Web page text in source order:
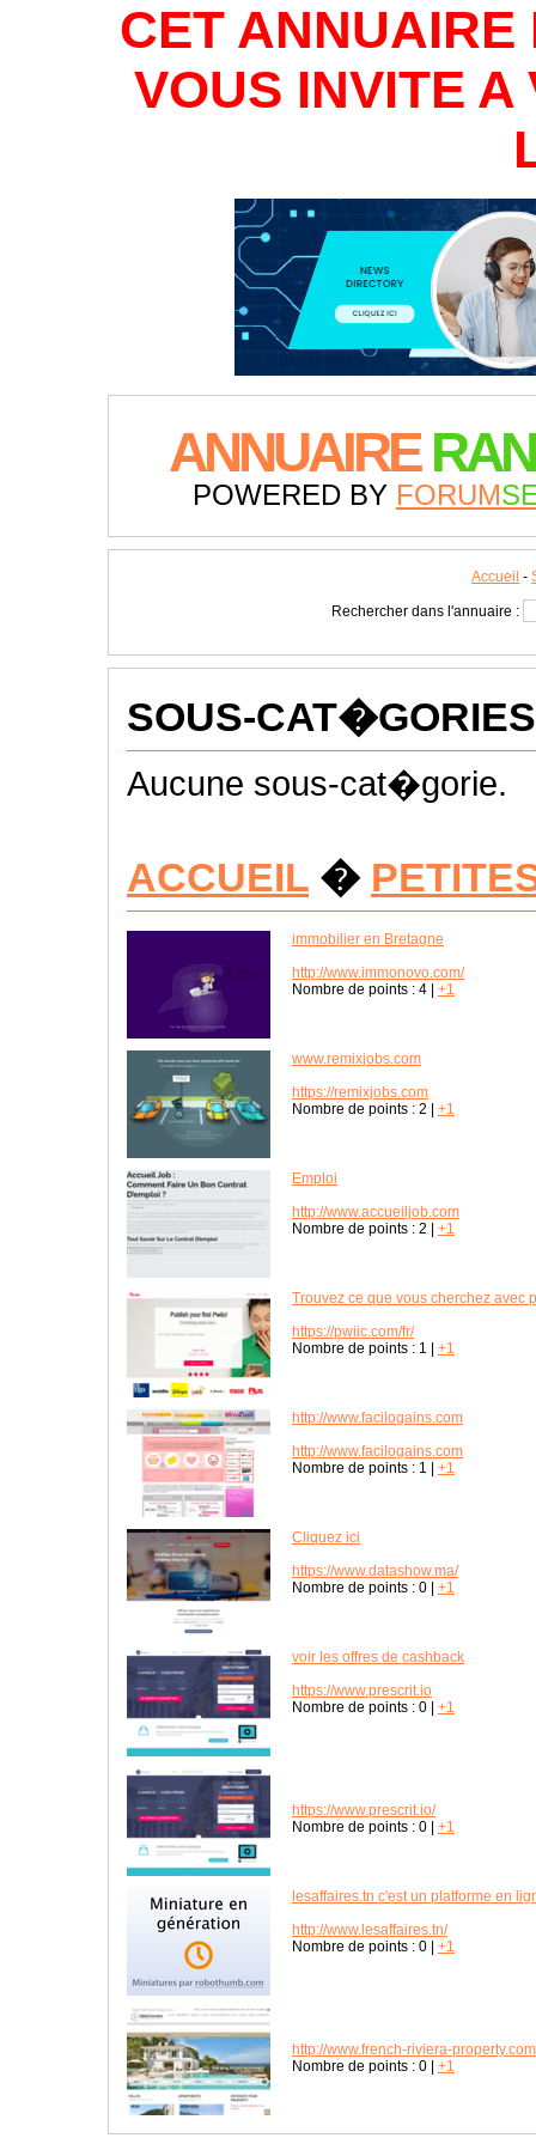
CET
VOUS INVITE A
ANNUAIRE
POWERED BY FORUM
Accueil -
Rechercher dans l'annuaire :
SOUS-CAT�GORIES
Aucune sous-cat�gorie.
ACCUEIL �
immobilier en Bretagne
http://www.immonovo.com/
Nombre de points : 4 +1
www.remixjobs.com
https://remixjobs.com
Nombre de points : 2 +1
Emploi
http://www.accueiljob.com
Nombre de points : 2 +1
Trouvez ce que vous cherchez avec
https://pwiic.com/fr/
Nombre de points : 1 +1
http://www.facilogains.com
http://www.facilogains.com
Nombre de points : 1 +1
Cliquez ici
https://www.datashow.ma/
Nombre de points : 0 +1
voir les offres de cashback
https://www.prescrit.io
Nombre de points : 0 +1
https://www.prescrit.io/
Nombre de points : 0 +1
lesaffaires.tn c'est un platforme en
http://www.lesaffaires.tn/
Nombre de points : 0 +1
http://www.french-riviera-
Nombre de points : 0 +1